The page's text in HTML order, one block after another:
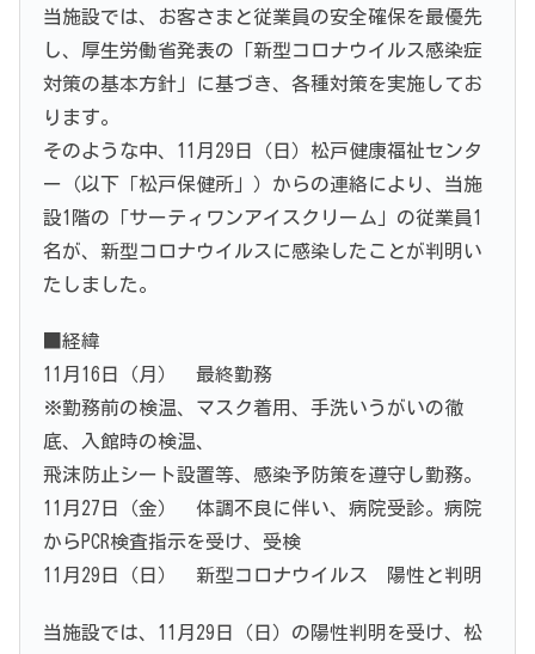
当施設では、お客さまと従業員の安全確保を最優先
し、厚生労働省発表の「新型コロナウイルス感染症
対策の基本方針」に基づき、各種対策を実施してお
ります。
そのような中、11月29日（日）松戸健康福祉センタ
ー（以下「松戸保健所」）からの連絡により、当施
設1階の「サーティワンアイスクリーム」の従業員1
名が、新型コロナウイルスに感染したことが判明い
たしました。
■経緯
11月16日（月） 最終勤務
※勤務前の検温、マスク着用、手洗いうがいの徹
底、入館時の検温、
飛沫防止シート設置等、感染予防策を遵守し勤務。
11月27日（金） 体調不良に伴い、病院受診。病院
からPCR検査指示を受け、受検
11月29日（日） 新型コロナウイルス 陽性と判明
当施設では、11月29日（日）の陽性判明を受け、松